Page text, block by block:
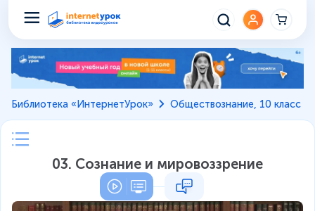
Библиотека «ИнтернетУрок» Обществознание, 10 класс
03. Сознание и мировоззрение